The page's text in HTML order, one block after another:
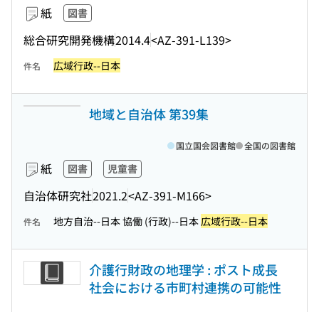
紙 図書
総合研究開発機構2014.4<AZ-391-L139>
件名 広域行政--日本
地域と自治体 第39集
紙 図書 児童書
自治体研究社2021.2<AZ-391-M166>
国立国会図書館 全国の図書館
件名 地方自治--日本 協働 (行政)--日本広域行政--日本
介護行財政の地理学 : ポスト成長
社会における市町村連携の可能性